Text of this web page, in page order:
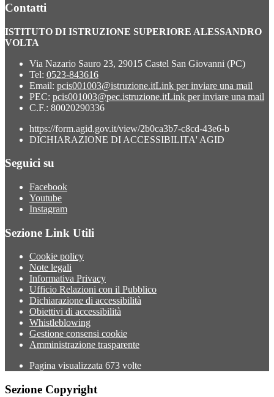
Contatti
ISTITUTO DI ISTRUZIONE SUPERIORE ALESSANDRO
VOLTA
Via Nazario Sauro 23, 29015 Castel San Giovanni (PC)
Tel: 0523-843616
Email: pcis001003@istruzione.itLink per inviare una mail
PEC: pcis001003@pec.istruzione.itLink per inviare una mail
C.F.: 80020290336
https://form.agid.gov.it/view/2b0ca3b7-c8cd-43e6-b
DICHIARAZIONE DI ACCESSIBILITA' AGID
Seguici su
Facebook
Youtube
Instagram
Sezione Link Utili
Cookie policy
Note legali
Informativa Privacy
Ufficio Relazioni con il Pubblico
Dichiarazione di accessibilità
Obiettivi di accessibilità
Whistleblowing
Gestione consensi cookie
Amministrazione trasparente
Pagina visualizzata 673 volte
Sezione Copyright